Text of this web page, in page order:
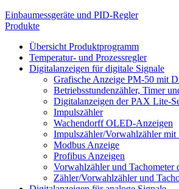
Einbaumessgeräte und PID-Regler
Produkte
Übersicht Produktprogramm
Temperatur- und Prozessregler
Digitalanzeigen für digitale Signale
Grafische Anzeige PM-50 mit
Betriebsstundenzähler, Timer
Digitalanzeigen der PAX Lite-
Impulszähler
Wachendorff OLED-Anzeigen
Impulszähler/Vorwahlzähler mit
Modbus Anzeige
Profibus Anzeigen
Vorwahlzähler und Tachometer
Zähler/Vorwahlzähler und